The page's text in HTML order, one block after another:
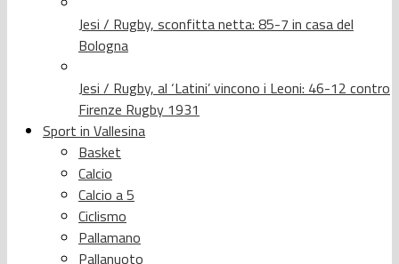
Jesi / Rugby, sconfitta netta: 85-7 in casa del
Bologna
Jesi / Rugby, al ‘Latini’ vincono i Leoni: 46-12 contro
Firenze Rugby 1931
Sport in Vallesina
Basket
Calcio
Calcio a 5
Ciclismo
Pallamano
Pallanuoto